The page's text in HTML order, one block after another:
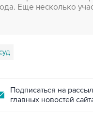
Еще несколько
Подписаться на
главных новостей